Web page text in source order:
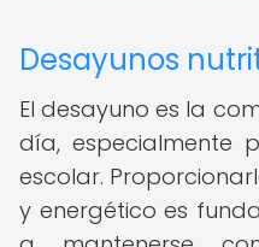
Desayunos
El desayuno es la
día, especialmente
escolar.
y energético es